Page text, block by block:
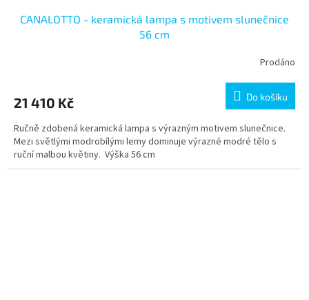
CANALOTTO - keramická lampa s motivem slunečnice
56 cm
Prodáno
21 410 Kč Do košíku
Ručně zdobená keramická lampa s výrazným motivem slunečnice.
Mezi světlými modrobílými lemy dominuje výrazné modré tělo s
ruční malbou květiny. Výška 56 cm